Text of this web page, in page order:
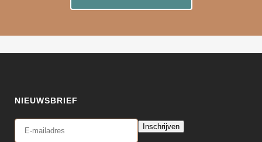
NIEUWSBRIEF
Inschrijven